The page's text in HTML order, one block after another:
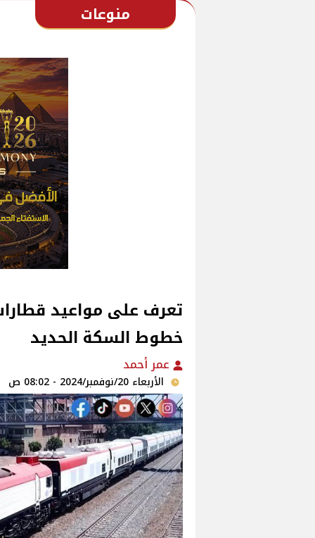
منوعات
تعرف على مواعيد
خطوط السكة الحديد
عمر أحمد
الأربعاء 20/نوفمبر/2024 - 08:02 ص